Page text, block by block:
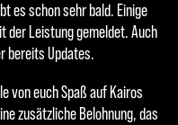
es schon sehr bald. Einige
der Leistung gemeldet. Auch
bereits Updates.
von euch Spaß auf Kairos
zusätzliche Belohnung, das